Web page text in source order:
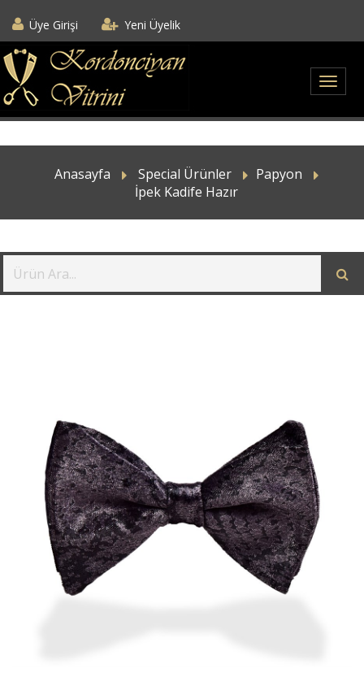
Üye Girişi Yeni Üyelik
Anasayfa Special Ürünler
Papyon
İpek Kadife Hazır